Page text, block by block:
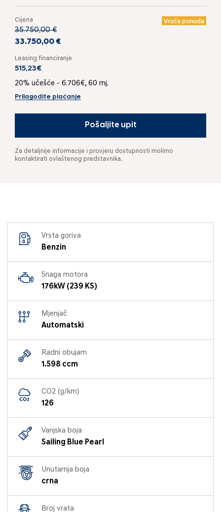
Cijena Vruća ponuda
35.750,00 €
33.750,00 €
Leasing financiranje
515,23€
20% učešće - 6.706€, 60 mj.
Prilagodite plaćanje
Pošaljite upit
Za detaljnije informacije i provjeru dostupnosti molimo
kontaktirati ovlaštenog predstavnika.
Vrsta goriva
Benzin
Snaga motora
176kW (239 KS)
Mjenjač
Automatski
Radni obujam
1.598 ccm
CO2 (g/km)
126
Vanjska boja
Sailing Blue Pearl
Unutarnja boja
crna
Broj vrata